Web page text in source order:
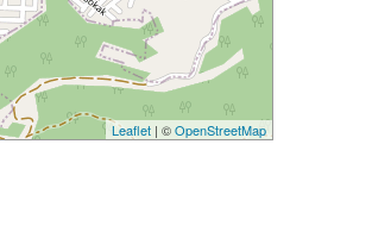
Leaflet | ©OpenStreetMap